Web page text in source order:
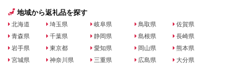
地域から返礼品を探す
北海道
青森県
岩手県
宮城県
埼玉県
千葉県
東京都
神奈川県
岐阜県
静岡県
愛知県
三重県
鳥取県
島根県
岡山県
広島県
佐賀県
長崎県
熊本県
大分県